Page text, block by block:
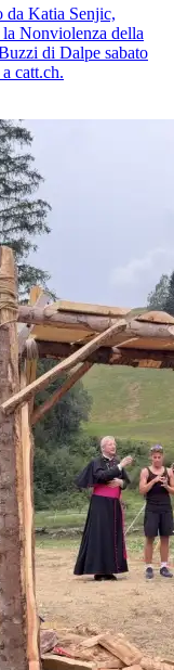
da Katia Senjic,
Nonviolenza della
di Dalpe sabato
catt.ch.